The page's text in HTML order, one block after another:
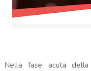
Nella fase acuta